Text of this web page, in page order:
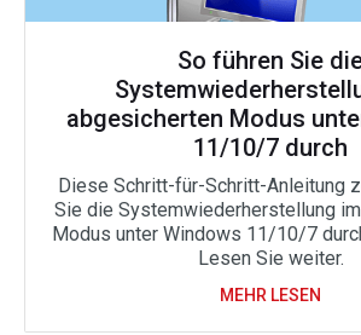
So führen Sie
abgesicherten Modus
11/10/7 durch
Diese Schritt-für-Schritt-Anleitung
Sie die Systemwiederherstellung
Modus unter Windows 11/10/7
Lesen Sie weiter.
MEHR LESEN